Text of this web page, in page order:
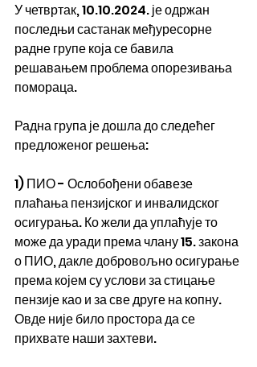
У четвртак, 10.10.2024. је одржан
последњи састанак међуресорне
радне групе која се бавила
решавањем проблема опорезивања
помораца.
Радна група је дошла до следећег
предложеног решења:
1) ПИО - Ослобођени обавезе
плаћања пензијског и инвалидског
осигурања. Ко жели да уплаћује то
може да уради према члану 15. закона
о ПИО, дакле добровољно осигурање
према којем су услови за стицање
пензије као и за све друге на копну.
Овде није било простора да се
прихвате наши захтеви.